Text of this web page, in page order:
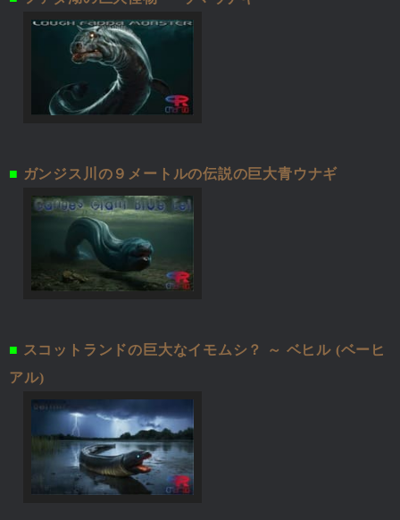
■ ガンジス川の９メートルの伝説の巨大青ウナギ
■ スコットランドの巨大なイモムシ？ ～ ベヒル (ベーヒ
アル)